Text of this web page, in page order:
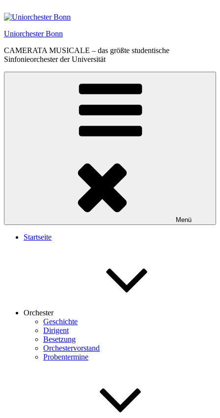
Inhalt
Uniorchester Bonn
CAMERATA MUSICALE – das größte studentische
Sinfonieorchester der Universität
Menü
Startseite
Orchester
Geschichte
Dirigent
Besetzung
Orchestervorstand
Probentermine